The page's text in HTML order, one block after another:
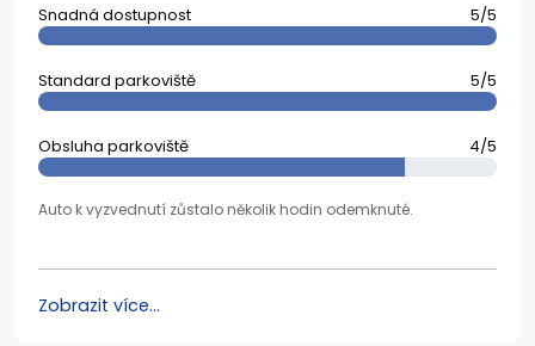
Snadná dostupnost 5/5
Standard parkoviště 5/5
Obsluha parkoviště 4/5
Auto k vyzvednutí zůstalo několik hodin odemknuté.
Zobrazit více...